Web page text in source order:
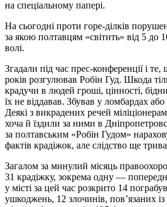
на спеціальному папері.
На сьогодні проти горе-ділків
за якою полтавцям «світить» від 5 до
волі.
Згадали під час прес-конференції і
років розгулював Робін Гуд. Шкода
крадучи в людей гроші, цінності,
їх не віддавав. Збував у ломбардах
Деякі з викрадених речей
хоча й їздили за ними в
за полтавським «Робін Гудом»
фактів крадіжок, але слідство ще
Загалом за минулий місяць
31 крадіжку, зокрема одну —
у місті за цей час розкрито 14
ушкоджень, 12 злочинів, пов’язаних